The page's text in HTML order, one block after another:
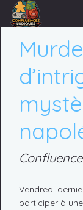
ADHÉRER
AGENDA
ACTUS
LUDOTHÈQUE
Vendredi
participer à